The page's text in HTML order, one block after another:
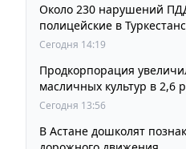
Около 230 нарушений
полицейские в
Сегодня 14:19
Продкорпорация
масличных культур в 2,6
Сегодня 13:56
В Астане дошколят